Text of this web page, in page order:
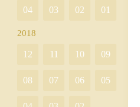
04 03 02 01
2018
12 11 10 09
08 07 06 05